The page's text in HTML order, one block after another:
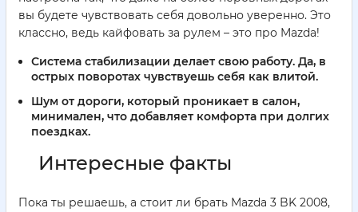
вы будете чувствовать себя довольно уверенно. Это
классно, ведь кайфовать за рулем – это про Mazda!
Система стабилизации делает свою работу. Да, в
острых поворотах чувствуешь себя как влитой.
Шум от дороги, который проникает в салон,
минимален, что добавляет комфорта при долгих
поездках.
Интересные факты
Пока ты решаешь, а стоит ли брать Mazda 3 BK 2008,